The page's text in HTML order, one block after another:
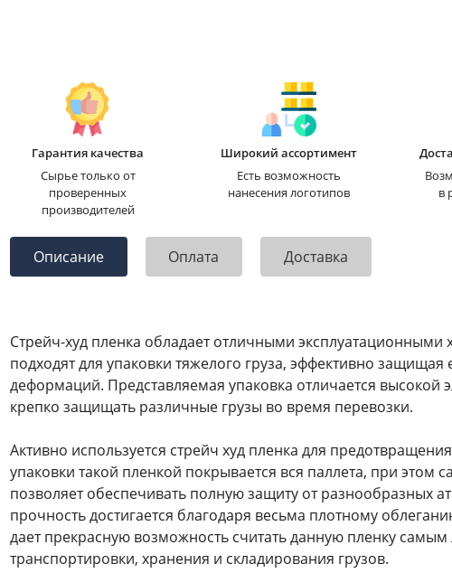
Гарантия качества
Сырье только от
проверенных
производителей
Широкий ассортимент
Есть возможность
нанесения логотипов
в
Описание Оплата Доставка
Стрейч-худ пленка обладает отличными эксплуатационными
подходят для упаковки тяжелого груза, эффективно
деформаций. Представляемая упаковка отличается высокой
крепко защищать различные грузы во время перевозки.
Активно используется стрейч худ пленка для
упаковки такой пленкой покрывается вся паллета, при этом
позволяет обеспечивать полную защиту от разнообразных
прочность достигается благодаря весьма плотному
дает прекрасную возможность считать данную пленку
транспортировки, хранения и складирования грузов.